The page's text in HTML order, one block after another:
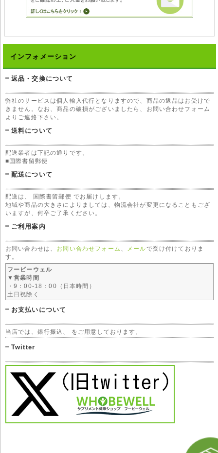
インフォメーション
返品・交換について
弊社のサービスは個人輸入代行となりますので、商品の返品はお受けで
きません。なお、商品の破損がございましたら、お問い合わせフォーム
よりご連絡下さい。
送料について
配送業者は下記の通りです。
■国際書留郵便
配送について
配送は、 国際書留郵便 でお届けします。
地域や商品の大きさによりましては、物流会社が変更になることもござ
いますが、何卒ご了承ください。
ご利用案内
お問い合わせは、 お問い合わせフォーム メールで受け付けておりま
す。
フービーウェル
▼営業時間
・9：00-18：00（日本時間）
土日祝除く
お支払いについて
当店では、銀行振込、 をご用意しております。
Twitter